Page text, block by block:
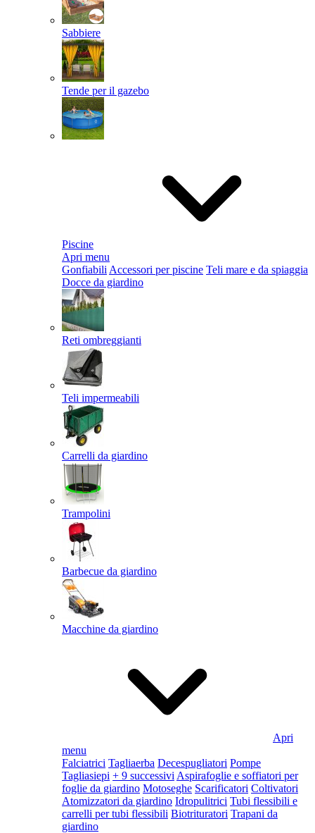
Sabbiere
Tende per il gazebo
Piscine
Apri menu
Gonfiabili Accessori per piscine Teli mare e da spiaggia
Docce da giardino
Reti ombreggianti
Teli impermeabili
Carrelli da giardino
Trampolini
Barbecue da giardino
Macchine da giardino
Apri
menu
Falciatrici Tagliaerba Decespugliatori Pompe
Tagliasiepi + 9 successivi Aspirafoglie e soffiatori per
foglie da giardino Motoseghe Scarificatori Coltivatori
Atomizzatori da giardino Idropulitrici Tubi flessibili e
carrelli per tubi flessibili Biotrituratori Trapani da
giardino